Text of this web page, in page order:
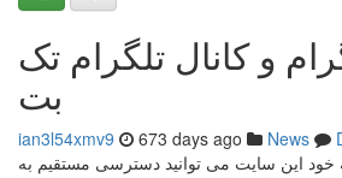
و کانال تلگرام تک
بت
ian3l54xmv9 673 days ago News
خود این سایت می توانید دسترسی مستقیم به